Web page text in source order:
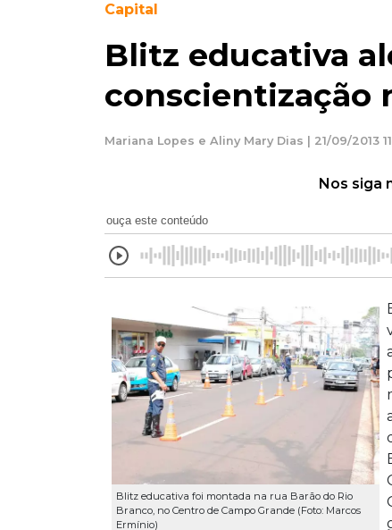
Capital
Blitz educativa
conscientização
Mariana Lopes e Aliny Mary Dias | 21/09/2013
Nos siga
ouça este conteúdo
Blitz educativa foi montada na rua Barão do Rio
Branco, no Centro de Campo Grande (Foto: Marcos
Ermínio)